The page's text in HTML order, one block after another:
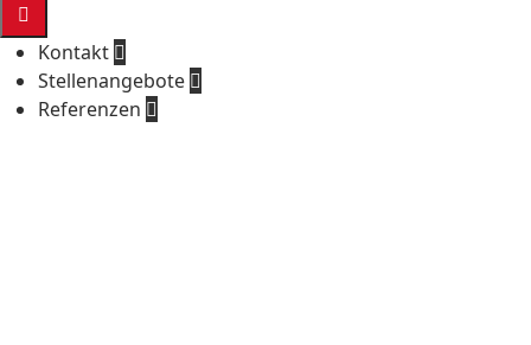

Kontakt 
Stellenangebote 
Referenzen 